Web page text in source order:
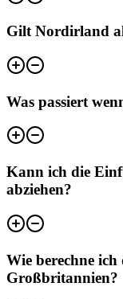
Gilt Nordirland
Was passiert
Kann ich die
abziehen?
Wie berechne
Großbritannien?